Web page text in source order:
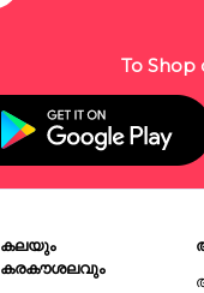
To Shop
കലയും
കരകൗശലവും